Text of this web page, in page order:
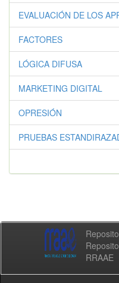
EVALUACIÓN DE LOS
FACTORES
LÓGICA DIFUSA
MARKETING DIGITAL
OPRESIÓN
PRUEBAS
RRAAE